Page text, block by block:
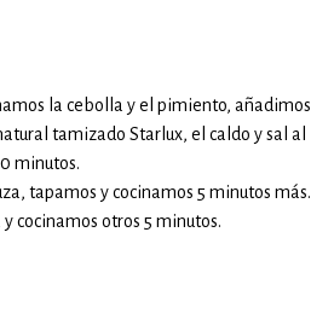
la cebolla y el pimiento, añadimos
tamizado Starlux, el caldo y sal al
minutos.
tapamos y cocinamos 5 minutos más.
y cocinamos otros 5 minutos.